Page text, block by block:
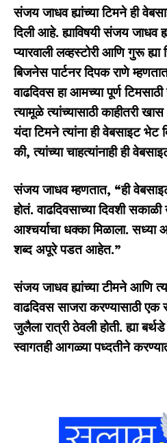
संजय जाधव ह्यांच्या टिमने ही
दिली आहे. ह्याविषयी संजय जाधव
प्यारवाली लव्हस्टोरी आणि गुरू
बिजनेस पार्टनर दिपक राणे
वाढदिवस हा आमच्या पूर्ण
त्यामूळे त्यांच्यासाठी काहीतरी
यंदा टिमने त्यांना ही वेबसाइट
की, त्यांच्या चाहत्यांनाही ही
संजय जाधव म्हणतात, “ही
होतं. वाढदिवसाच्या दिवशी
आश्चर्याचा धक्का मिळाला.
शब्द अपूरे पडत आहेत.”
संजय जाधव ह्यांच्या टीमने आणि
वाढदिवस साजरा करण्यासाठी एक
जुलैला रात्री ठेवली होती. ह्या
स्वागतही आगळ्या पध्दतीने